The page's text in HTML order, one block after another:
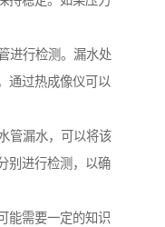
进行检测。漏水处
通过热成像仪可以
管漏水，可以将该
别进行检测，以确
能需要一定的知识